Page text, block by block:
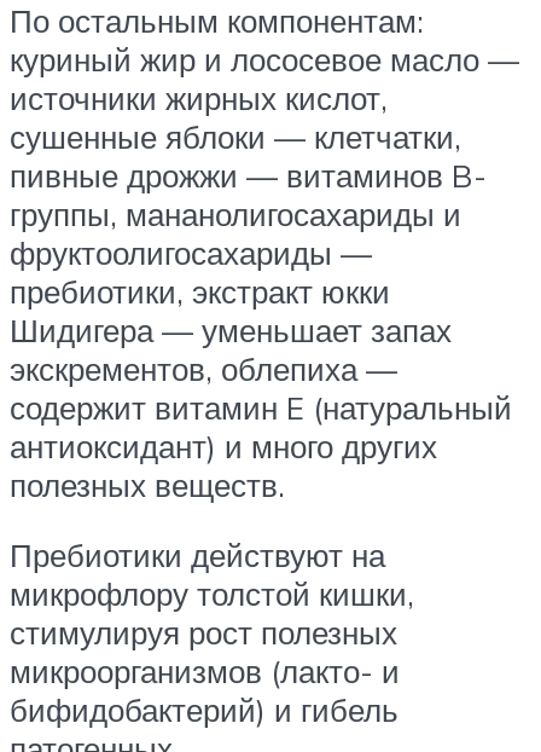
По остальным компонентам:
куриный жир и лососевое масло —
источники жирных кислот,
сушенные яблоки — клетчатки,
пивные дрожжи — витаминов B-
группы, мананолигосахариды и
фруктоолигосахариды —
пребиотики, экстракт юкки
Шидигера — уменьшает запах
экскрементов, облепиха —
содержит витамин E (натуральный
антиоксидант) и много других
полезных веществ.
Пребиотики действуют на
микрофлору толстой кишки,
стимулируя рост полезных
микроорганизмов (лакто- и
бифидобактерий) и гибель